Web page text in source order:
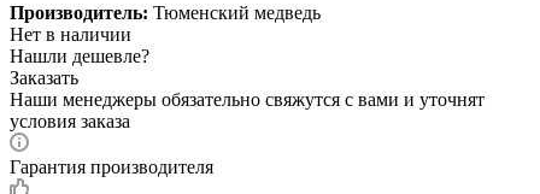
Производитель: Тюменский медведь
Нет в наличии
Нашли дешевле?
Заказать
Наши менеджеры обязательно свяжутся с вами и уточнят
условия заказа
Гарантия производителя